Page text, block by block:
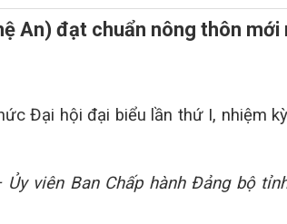
An) đạt chuẩn nông thôn mới
Đại hội đại biểu lần thứ I, nhiệm
viên Ban Chấp hành Đảng bộ